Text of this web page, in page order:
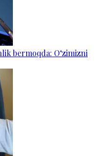
bermoqda: O‘zimizni